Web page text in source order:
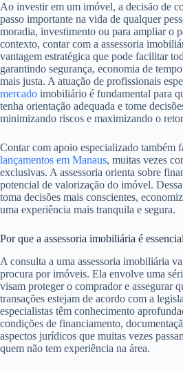
Ao investir em um imóvel, a decisão de
passo importante na vida de qualquer
moradia, investimento ou para ampliar o
contexto, contar com a assessoria
vantagem estratégica que pode facilitar
garantindo segurança, economia de
mais justa. A atuação de profissionais
mercado imobiliário é fundamental para
tenha orientação adequada e tome
minimizando riscos e maximizando o
Contar com apoio especializado também
lançamentos em Manaus, muitas vezes
exclusivas. A assessoria orienta sobre
potencial de valorização do imóvel.
toma decisões mais conscientes,
uma experiência mais tranquila e segura.
Por que a assessoria imobiliária é
A consulta a uma assessoria imobiliária
procura por imóveis. Ela envolve uma
visam proteger o comprador e assegurar
transações estejam de acordo com a
especialistas têm conhecimento
condições de financiamento,
aspectos jurídicos que muitas vezes
quem não tem experiência na área.